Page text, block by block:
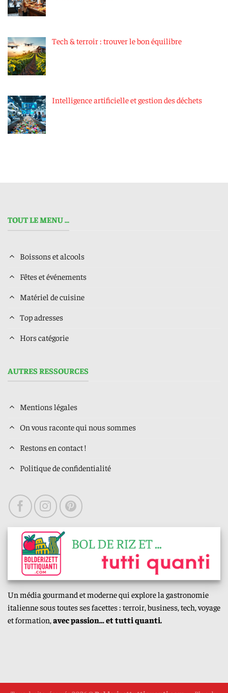
Tech & terroir : trouver le bon équilibre
Intelligence artificielle et gestion des déchets
TOUT LE MENU ...
Boissons et alcools
Fêtes et événements
Matériel de cuisine
Top adresses
Hors catégorie
AUTRES RESSOURCES
Mentions légales
On vous raconte qui nous sommes
Restons en contact !
Politique de confidentialité
Un média gourmand et moderne qui explore la gastronomie
italienne sous toutes ses facettes : terroir, business, tech, voyage
et formation,avec passion… et tutti quanti.